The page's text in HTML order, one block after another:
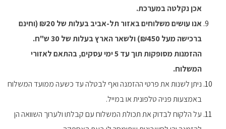
אכן נקלטה במערכת.
אנו עושים משלוחים באזור תל-אביב בעלות של ₪20 (וחינם
ברכישה מעל ₪450) ולשאר הארץ בעלות של 30 ש"ח.
ההזמנות מסופקות תוך עד 5 ימי עסקים, בהתאם לאזורי
המשלוח.
ניתן לשנות את פרטי ההזמנה ואף לבטלה עד כשעה ממועד המשלוח
באמצעות פניה טלפונית או במייל.
על הלקוח לבדוק את תכולת המשלוח עם קבלתו ולערוך השוואה הן